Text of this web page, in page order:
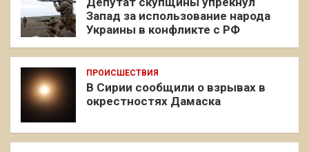
Запад за использование народа
Украины в конфликте с РФ
ПРОИСШЕСТВИЯ
В Сирии сообщили о взрывах в
окрестностях Дамаска